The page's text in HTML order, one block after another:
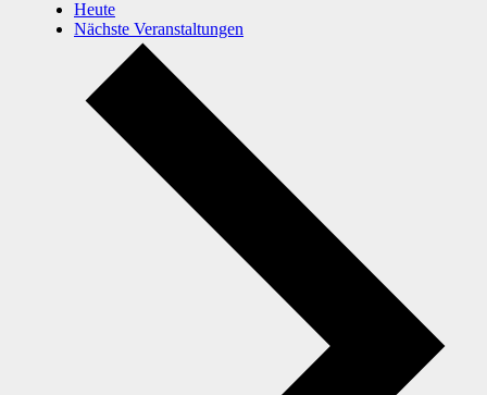
Heute
Nächste Veranstaltungen